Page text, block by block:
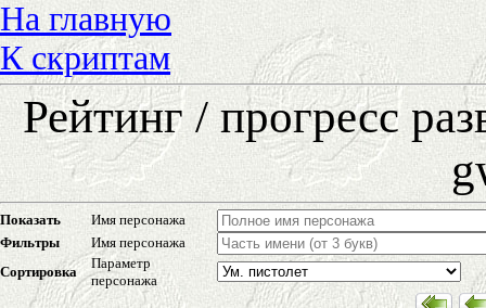
На главную
К скриптам
Рейтинг / прогресс
Показать
Имя персонажа
Фильтры
Имя персонажа
Сортировка
Параметр
персонажа